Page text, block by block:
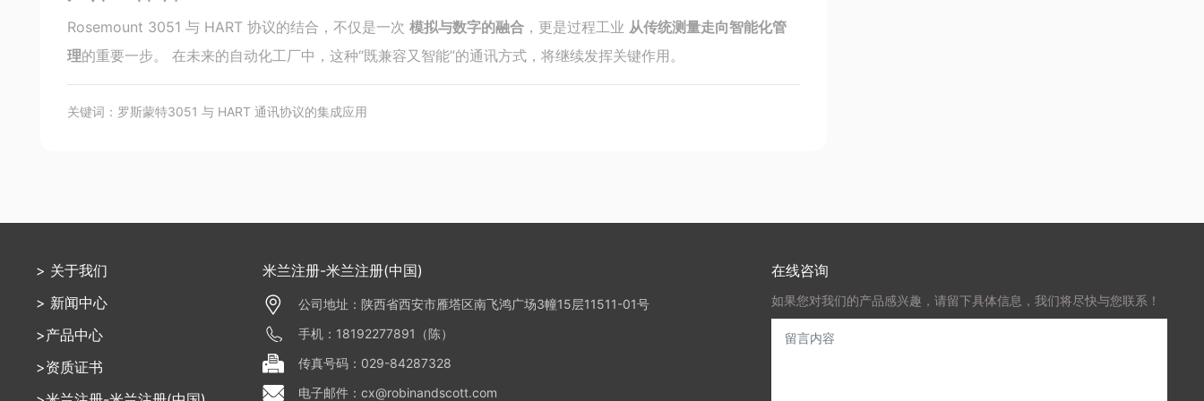
Rosemount 3051 与 HART 协议的结合，不仅是一次模拟与数字的融合 ，更是过程工业 从传统测量走向智能化管
理的重要一步。 在未来的自动化工厂中，这种“既兼容又智能”的通讯方式，将继续发挥关键作用。
关键词： 罗斯蒙特3051 与 HART 通讯协议的集成应用
> 关于我们
> 新闻中心
>产品中心
>资质证书
米兰注册-米兰注册(中国)
公司地址：陕西省西安市雁塔区南飞鸿广场3幢15层11511-01号
手机：18192277891（陈）
传真号码：029-84287328
电子邮件：cx@robinandscott.com
在线咨询
如果您对我们的产品感兴趣，请留下具体信息，我们将尽快与您联系！